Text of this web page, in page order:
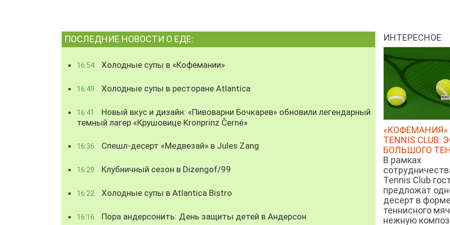
ПОСЛЕДНИЕ НОВОСТИ О ЕДЕ:
16:54 Холодные супы в «Кофемании»
16:49 Холодные супы в ресторане Atlantica
16:41
Новый вкус и дизайн: «Пивоварни Бочкарев» обновили легендарный
темный лагер «Крушовице Kronprinz Černé»
16:36 Спешл-десерт «Медвезай» в Jules Zang
16:29 Клубничный сезон в Dizengof/99
16:22 Холодные супы в Atlantica Bistro
16:16 Пора андерсонить: День защиты детей в Андерсон
ИНТЕРЕСНОЕ
«КОФЕМАНИЯ»
TENNIS CLUB:
БОЛЬШОГО
В рамках
Tennis Club
предложат
десерт в форме
теннисного
нежную